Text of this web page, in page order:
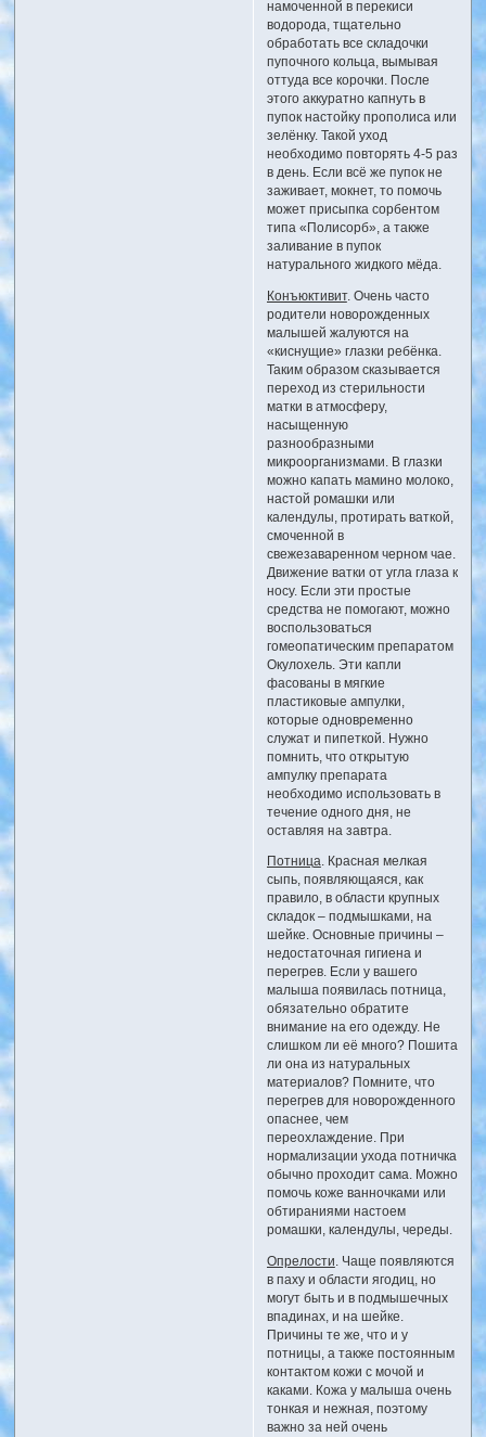
намоченной в перекиси
водорода, тщательно
обработать все складочки
пупочного кольца, вымывая
оттуда все корочки. После
этого аккуратно капнуть в
пупок настойку прополиса или
зелёнку. Такой уход
необходимо повторять 4-5 раз
в день. Если всё же пупок не
заживает, мокнет, то помочь
может присыпка сорбентом
типа «Полисорб», а также
заливание в пупок
натурального жидкого мёда.
Конъюктивит. Очень часто
родители новорожденных
малышей жалуются на
«киснущие» глазки ребёнка.
Таким образом сказывается
переход из стерильности
матки в атмосферу,
насыщенную
разнообразными
микроорганизмами. В глазки
можно капать мамино молоко,
настой ромашки или
календулы, протирать ваткой,
смоченной в
свежезаваренном черном чае.
Движение ватки от угла глаза к
носу. Если эти простые
средства не помогают, можно
воспользоваться
гомеопатическим препаратом
Окулохель. Эти капли
фасованы в мягкие
пластиковые ампулки,
которые одновременно
служат и пипеткой. Нужно
помнить, что открытую
ампулку препарата
необходимо использовать в
течение одного дня, не
оставляя на завтра.
Потница . Красная мелкая
сыпь, появляющаяся, как
правило, в области крупных
складок – подмышками, на
шейке. Основные причины –
недостаточная гигиена и
перегрев. Если у вашего
малыша появилась потница,
обязательно обратите
внимание на его одежду. Не
слишком ли её много? Пошита
ли она из натуральных
материалов? Помните, что
перегрев для новорожденного
опаснее, чем
переохлаждение. При
нормализации ухода потничка
обычно проходит сама. Можно
помочь коже ванночками или
обтираниями настоем
ромашки, календулы, череды.
Опрелости . Чаще появляются
в паху и области ягодиц, но
могут быть и в подмышечных
впадинах, и на шейке.
Причины те же, что и у
потницы, а также постоянным
контактом кожи с мочой и
каками. Кожа у малыша очень
тонкая и нежная, поэтому
важно за ней очень